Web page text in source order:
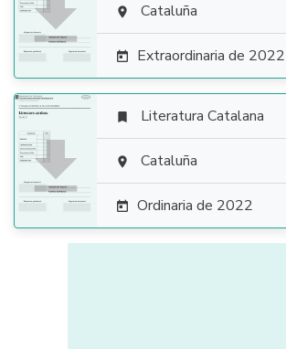
  Cataluña
 Extraordinaria de 2022

 Literatura Catalana
 Cataluña
 Ordinaria de 2022